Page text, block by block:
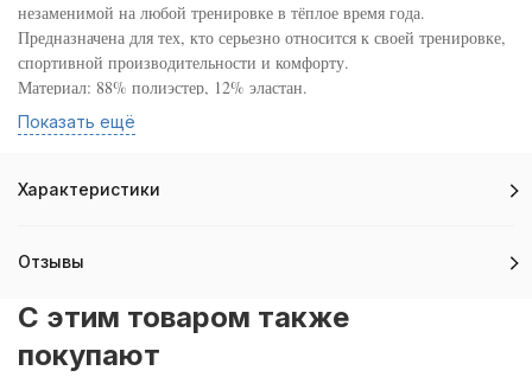
незаменимой на любой тренировке в тёплое время года.
Предназначена для тех, кто серьезно относится к своей тренировке,
спортивной производительности и комфорту.
Материал: 88% полиэстер, 12% эластан.
Вес: 180 гр.
Сконцентрируйтесь, тренируйтесь и Вы всё преодолеете!
Показать ещё
Характеристики
Отзывы
C этим товаром также
покупают